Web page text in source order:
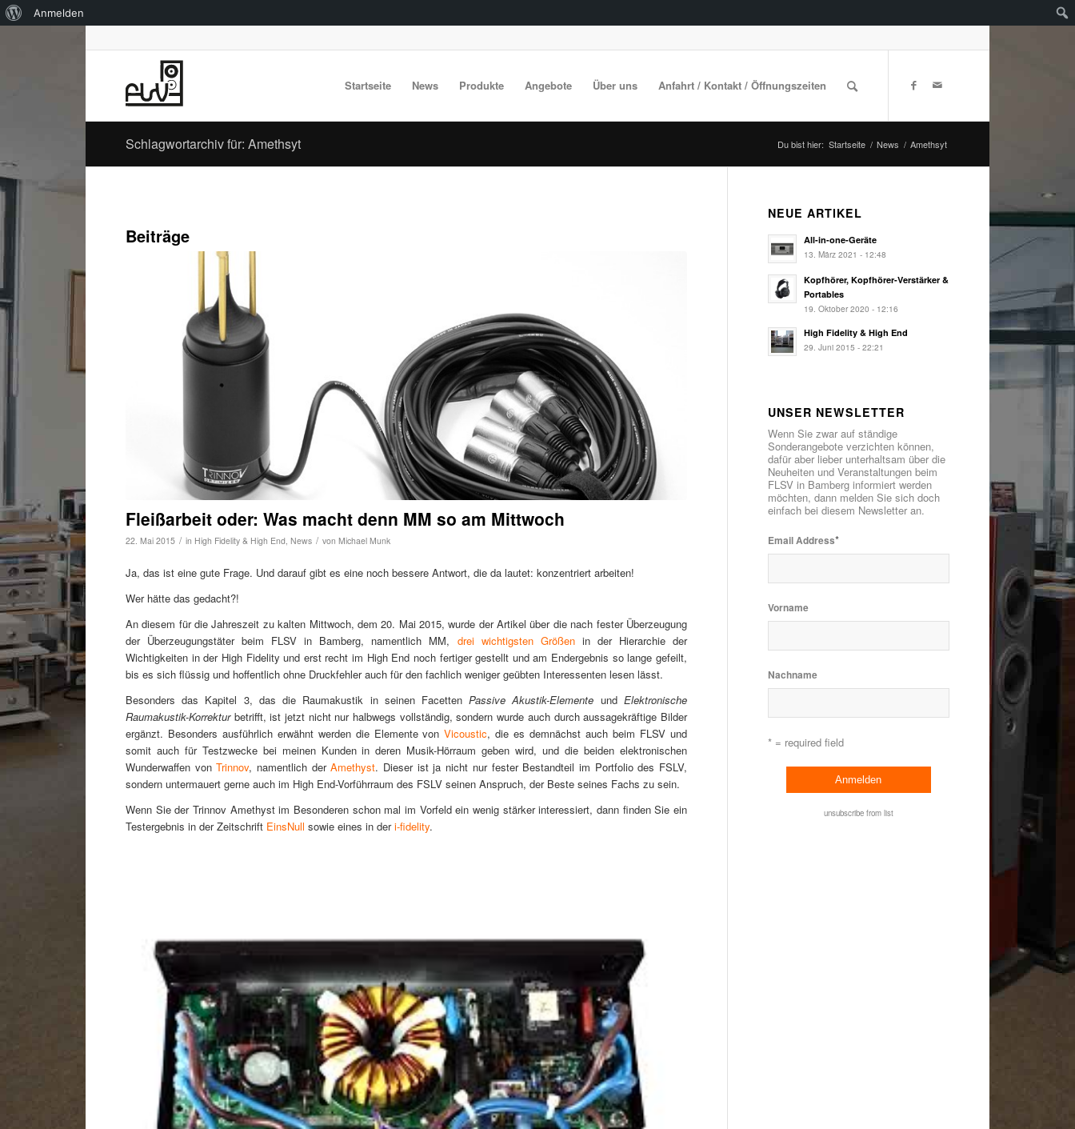
Über
Anmelden
Startseite News Produkte Angebote Über uns Anfahrt / Kontakt / Öffnungszeiten
Schlagwortarchiv für: Amethsyt Du bist hier: Startseite / News / Amethsyt
Beiträge
Fleißarbeit oder: Was macht denn MM so am Mittwoch
22. Mai 2015 / in High Fidelity & High End, News / von Michael Munk
Ja, das ist eine gute Frage. Und darauf gibt es eine noch bessere Antwort, die da lautet: konzentriert arbeiten!
Wer hätte das gedacht?!
An diesem für die Jahreszeit zu kalten Mittwoch, dem 20. Mai 2015, wurde der Artikel über die nach fester Überzeugung
der Überzeugungstäter beim FLSV in Bamberg, namentlich MM, drei wichtigsten Größenin der Hierarchie der
Wichtigkeiten in der High Fidelity und erst recht im High End noch fertiger gestellt und am Endergebnis so lange gefeilt,
bis es sich flüssig und hoffentlich ohne Druckfehler auch für den fachlich weniger geübten Interessenten lesen lässt.
Besonders das Kapitel 3, das die Raumakustik in seinen FacettenPassive Akustik-Elemente und Elektronische
Raumakustik-Korrekturbetrifft, ist jetzt nicht nur halbwegs vollständig, sondern wurde auch durch aussagekräftige Bilder
ergänzt. Besonders ausführlich erwähnt werden die Elemente vonVicoustic, die es demnächst auch beim FLSV und
somit auch für Testzwecke bei meinen Kunden in deren Musik-Hörraum geben wird, und die beiden elektronischen
Wunderwaffen vonTrinnov, namentlich derAmethyst. Dieser ist ja nicht nur fester Bestandteil im Portfolio des FSLV,
sondern untermauert gerne auch im High End-Vorführraum des FSLV seinen Anspruch, der Beste seines Fachs zu sein.
Wenn Sie der Trinnov Amethyst im Besonderen schon mal im Vorfeld ein wenig stärker interessiert, dann finden Sie ein
Testergebnis in der Zeitschrift EinsNull sowie eines in deri-fidelity.
NEUE ARTIKEL
All-in-one-Geräte
13. März 2021 - 12:48
Kopfhörer, Kopfhörer-Verstärker &
Portables
19. Oktober 2020 - 12:16
High Fidelity & High End
29. Juni 2015 - 22:21
UNSER NEWSLETTER
Wenn Sie zwar auf ständige
Sonderangebote verzichten können,
dafür aber lieber unterhaltsam über die
Neuheiten und Veranstaltungen beim
FLSV in Bamberg informiert werden
möchten, dann melden Sie sich doch
einfach bei diesem Newsletter an.
Email Address*
Vorname
Nachname
* = required field
unsubscribe from list